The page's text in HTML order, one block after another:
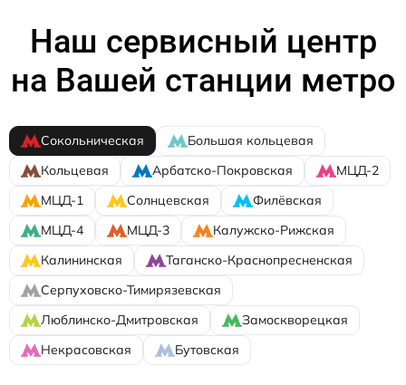
Наш сервисный центр
на Вашей станции метро
Сокольническая
Большая кольцевая
Кольцевая
Арбатско-Покровская
МЦД-2
МЦД-1
Солнцевская
Филёвская
МЦД-4
МЦД-3
Калужско-Рижская
Калининская
Таганско-Краснопресненская
Серпуховско-Тимирязевская
Люблинско-Дмитровская
Замоскворецкая
Некрасовская
Бутовская